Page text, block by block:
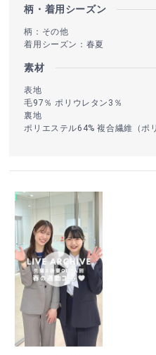
柄・着用シーズン
柄：その他
着用シーズン：春夏
素材
表地
毛97％ ポリウレタン3％
裏地
ポリエステル64% 複合繊維（ポ